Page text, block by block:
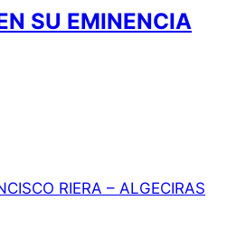
SU EMINENCIA